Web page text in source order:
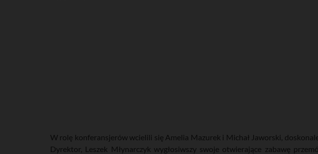
W rolę konferansjerów wcielili się Amelia Mazurek i Michał Jaworski,
Dyrektor, Leszek Młynarczyk wygłosiwszy swoje otwierające zabawę